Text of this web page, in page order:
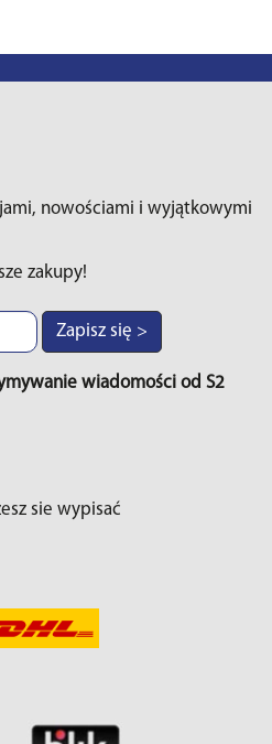
nowościami i wyjątkowymi
zakupy!
Zapisz się >
wiadomości od S2
sie wypisać